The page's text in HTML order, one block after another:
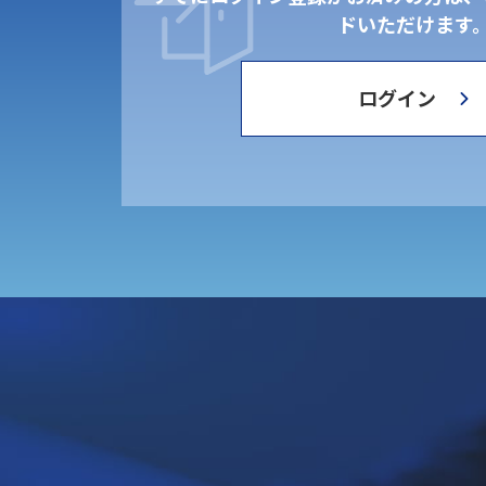
ドいただけます
ログイン